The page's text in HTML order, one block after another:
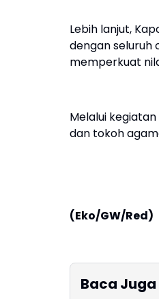
Lebih lanjut,
dengan seluruh
memperkuat
Melalui
dan tokoh
(Eko/GW/Red)
Baca Juga